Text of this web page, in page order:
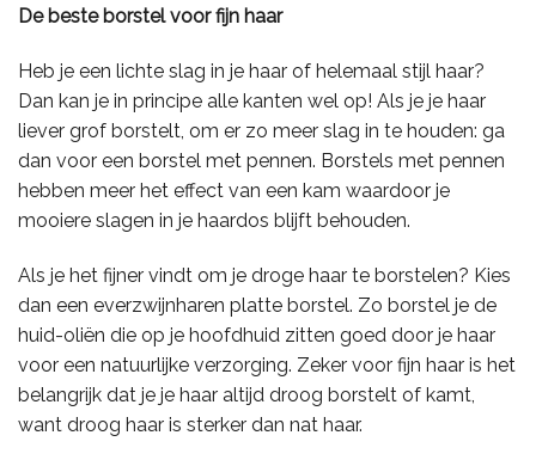
De beste borstel voor fijn haar
Heb je een lichte slag in je haar of helemaal stijl haar?
Dan kan je in principe alle kanten wel op! Als je je haar
liever grof borstelt, om er zo meer slag in te houden: ga
dan voor een borstel met pennen. Borstels met pennen
hebben meer het effect van een kam waardoor je
mooiere slagen in je haardos blijft behouden.
Als je het fijner vindt om je droge haar te borstelen? Kies
dan een everzwijnharen platte borstel. Zo borstel je de
huid-oliën die op je hoofdhuid zitten goed door je haar
voor een natuurlijke verzorging. Zeker voor fijn haar is het
belangrijk dat je je haar altijd droog borstelt of kamt,
want droog haar is sterker dan nat haar.